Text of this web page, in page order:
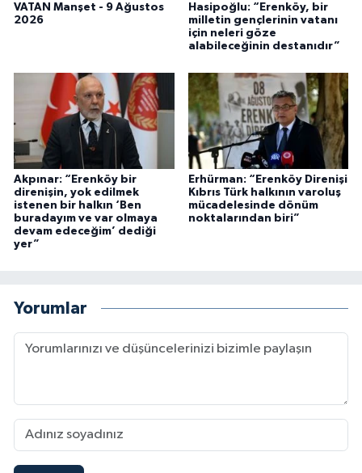
VATAN Manşet - 9 Ağustos
2026
Hasipoğlu: “Erenköy, bir
milletin gençlerinin vatanı
için neleri göze
alabileceğinin destanıdır”
Akpınar: “Erenköy bir
direnişin, yok edilmek
istenen bir halkın ‘Ben
buradayım ve var olmaya
devam edeceğim’ dediği
yer”
Erhürman: “Erenköy Direnişi
Kıbrıs Türk halkının varoluş
mücadelesinde dönüm
noktalarından biri”
Yorumlar